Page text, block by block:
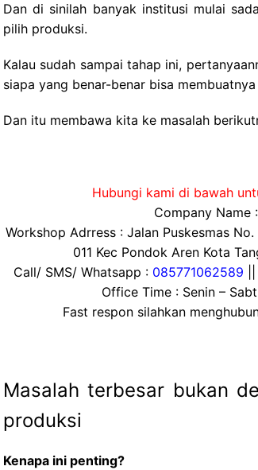
Dan di sinilah banyak institusi mulai
pilih produksi.
Kalau sudah sampai tahap ini,
siapa yang benar-benar bisa
Dan itu membawa kita ke masalah
Hubungi kami di bawah
Company Name :
Workshop Adrress : Jalan Puskesmas
011 Kec Pondok Aren Kota
Call/ SMS/ Whatsapp : 085771062589
Office Time : Senin –
Fast respon silahkan
Masalah terbesar bukan
produksi
Kenapa ini penting?